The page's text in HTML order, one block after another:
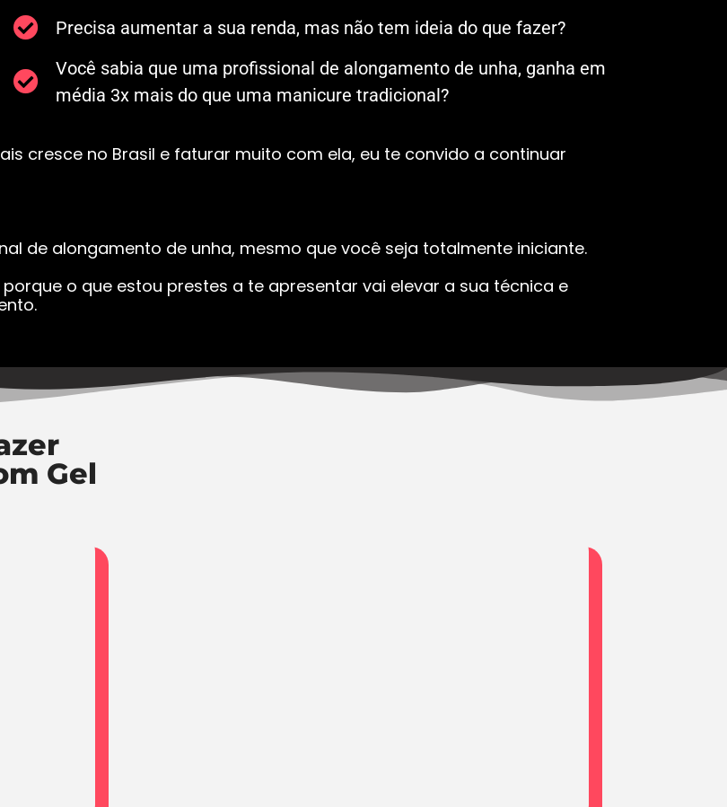
Precisa aumentar a sua renda, mas não tem ideia do que fazer?
Você sabia que uma profissional de alongamento de unha, ganha em
média 3x mais do que uma manicure tradicional?
cresce no Brasil e faturar muito com ela, eu te convido a continuar
de alongamento de unha, mesmo que você seja totalmente iniciante.
o que estou prestes a te apresentar vai elevar a sua técnica e
Gel